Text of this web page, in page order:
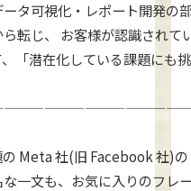
タ可視化・レポート開発の
転じ、 お客様が認識されて
「潜在化している課題にも
Meta 社(旧 Facebook 社)
一文も、お気に入りのフレ